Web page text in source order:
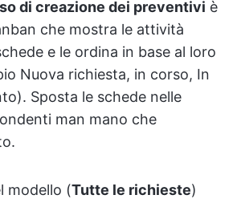
di creazione dei preventivi è
che mostra le attività
e le ordina in base al loro
Nuova richiesta, in corso, In
Sposta le schede nelle
man mano che
modello (Tutte le richieste)